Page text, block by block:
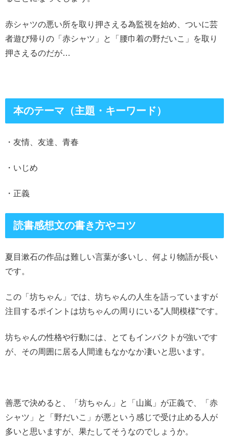
赤シャツの悪い所を取り押さえる為監視を始め、ついに芸
者遊び帰りの「赤シャツ」と「腰巾着の野だいこ」を取り
押さえるのだが…
本のテーマ（主題・キーワード）
・友情、友達、青春
・いじめ
・正義
読書感想文の書き方やコツ
夏目漱石の作品は難しい言葉が多いし、何より物語が長い
です。
この「坊ちゃん」では、坊ちゃんの人生を語っていますが
注目するポイントは坊ちゃんの周りにいる”人間模様”です。
坊ちゃんの性格や行動には、とてもインパクトが強いです
が、その周囲に居る人間達もなかなか凄いと思います。
善悪で決めると、「坊ちゃん」と「山嵐」が正義で、「赤
シャツ」と「野だいこ」が悪という感じで受け止める人が
多いと思いますが、果たしてそうなのでしょうか。